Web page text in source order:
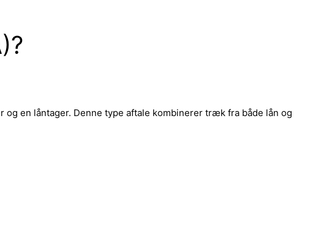
en låntager. Denne type aftale kombinerer træk fra både lån og